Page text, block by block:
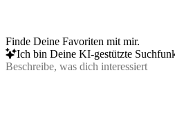
Finde Deine Favoriten mit mir.
Ich bin Deine KI-gestützte